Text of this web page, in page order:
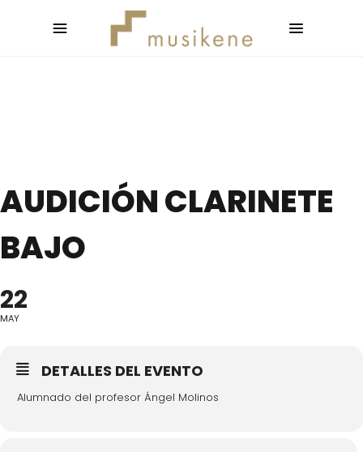
AUDICIÓN CLARINETE
BAJO
22
MAY
DETALLES DEL EVENTO
Alumnado del profesor Ángel Molinos